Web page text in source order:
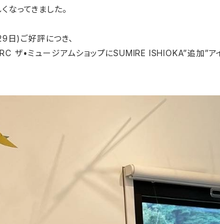
なってきました。
)ご好評につき、
ザ•ミュージアムショップにSUMIRE ISHIOKA”追加”ア